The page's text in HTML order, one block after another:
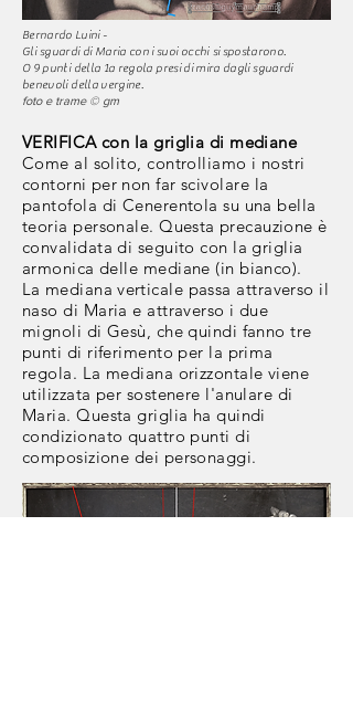
Bernardo Luini -
Gli sguardi di Maria con i suoi occhi si spostarono.
O 9 punti della 1a regola presi di mira dagli sguardi
benevoli della vergine.
foto e trame © gm
VERIFICA con la griglia di mediane
Come al solito, controlliamo i nostri
contorni per non far scivolare la
pantofola di Cenerentola su una bella
teoria personale. Questa precauzione è
convalidata di seguito con la griglia
armonica delle mediane (in bianco).
La mediana verticale passa attraverso il
naso di Maria e attraverso i due
mignoli di Gesù, che quindi fanno tre
punti di riferimento per la prima
regola. La mediana orizzontale viene
utilizzata per sostenere l'anulare di
Maria. Questa griglia ha quindi
condizionato quattro punti di
composizione dei personaggi.